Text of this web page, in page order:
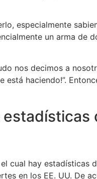
especialmente
un arma de
nos decimos a
está haciendo!”.
cual hay estadísticas
en los EE. UU. De